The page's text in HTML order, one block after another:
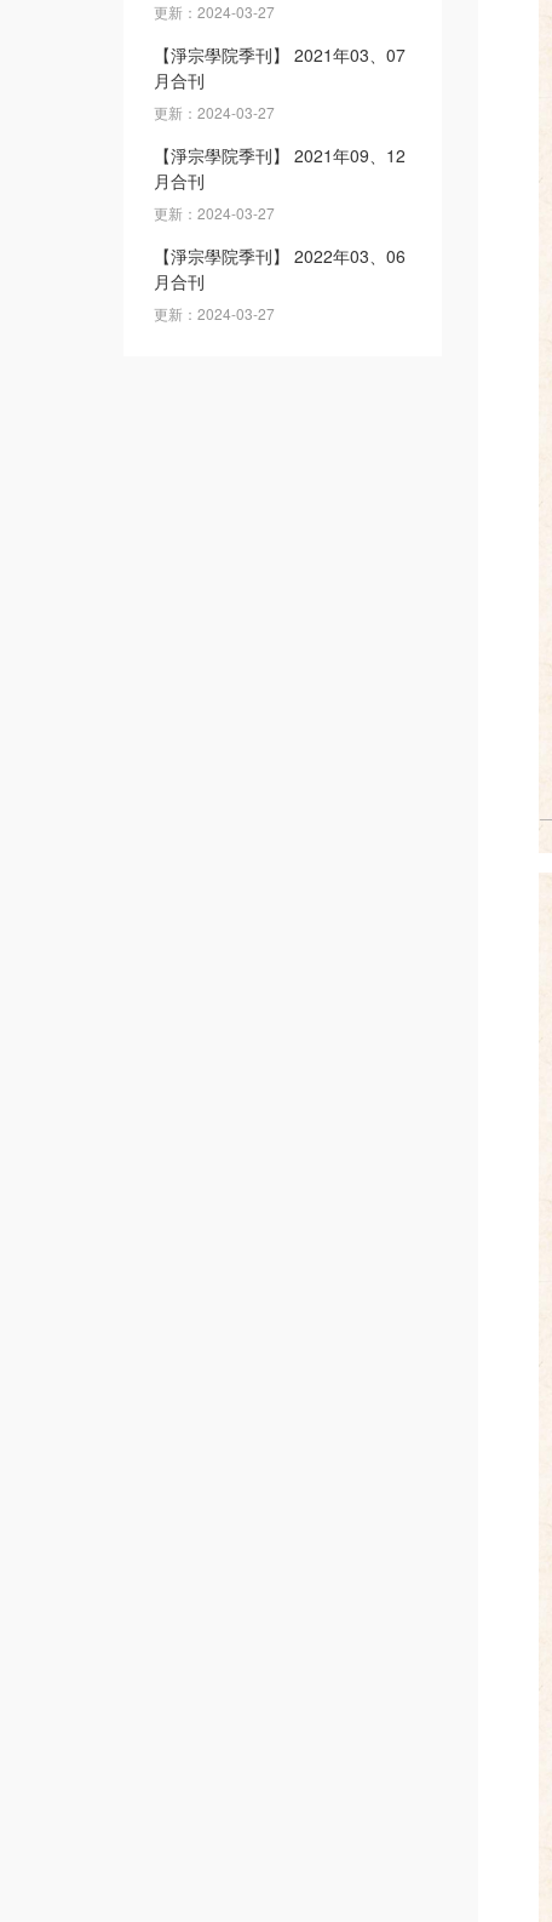
更新：2024-03-27
【淨宗學院季刊】 2021年03、07
月合刊
更新：2024-03-27
【淨宗學院季刊】 2021年09、12
月合刊
更新：2024-03-27
【淨宗學院季刊】 2022年03、06
月合刊
更新：2024-03-27